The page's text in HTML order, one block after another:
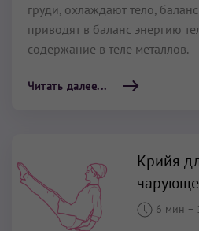
груди, охлаждают тело,
приводят в баланс энергию
содержание в теле металлов.
Читать далее...
Крийя
6 мин –